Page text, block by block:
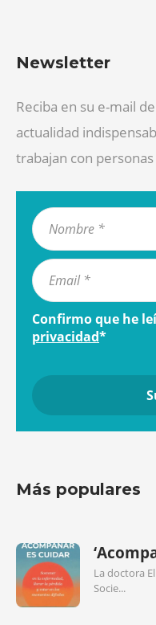
Newsletter
Reciba en su e-mail
actualidad
trabajan con
Confirmo que he
privacidad*
Más populares
La doctora
Socie...